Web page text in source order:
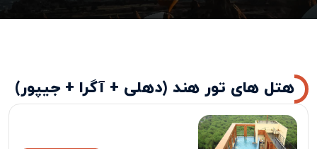
هتل های تور هند (دهلی + آگرا + جیپور)